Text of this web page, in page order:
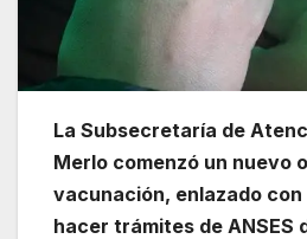
La Subsecretaría de
Merlo comenzó un nuevo
vacunación, enlazado con
hacer trámites de ANSES